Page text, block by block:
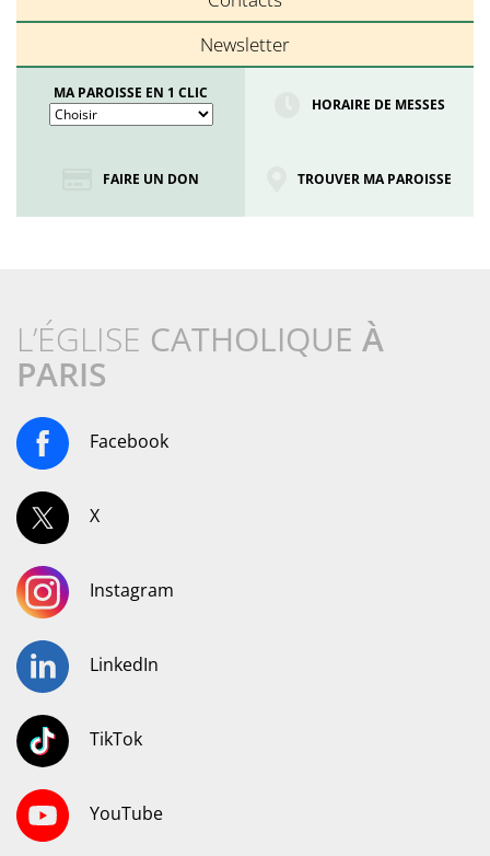
Newsletter
MA PAROISSE EN 1 CLIC
HORAIRE DE MESSES
FAIRE UN DON TROUVER MA PAROISSE
L’ÉGLISE CATHOLIQUE À
PARIS
Facebook
X
Instagram
LinkedIn
TikTok
YouTube